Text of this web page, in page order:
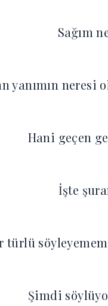
Sağım
yanımın
Hani geçen
İşte
türlü
Şimdi